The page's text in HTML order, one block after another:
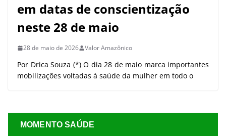
em datas de conscientização
neste 28 de maio
28 de maio de 2026 Valor Amazônico
Por Drica Souza (*) O dia 28 de maio marca importantes
mobilizações voltadas à saúde da mulher em todo o
MOMENTO SAÚDE